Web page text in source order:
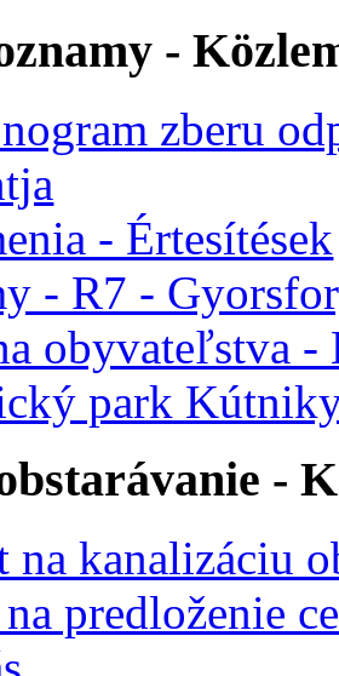
-
zberu
- Értesítések
- R7 -
obyvateľstva -
park
-
na kanalizáciu
predloženie